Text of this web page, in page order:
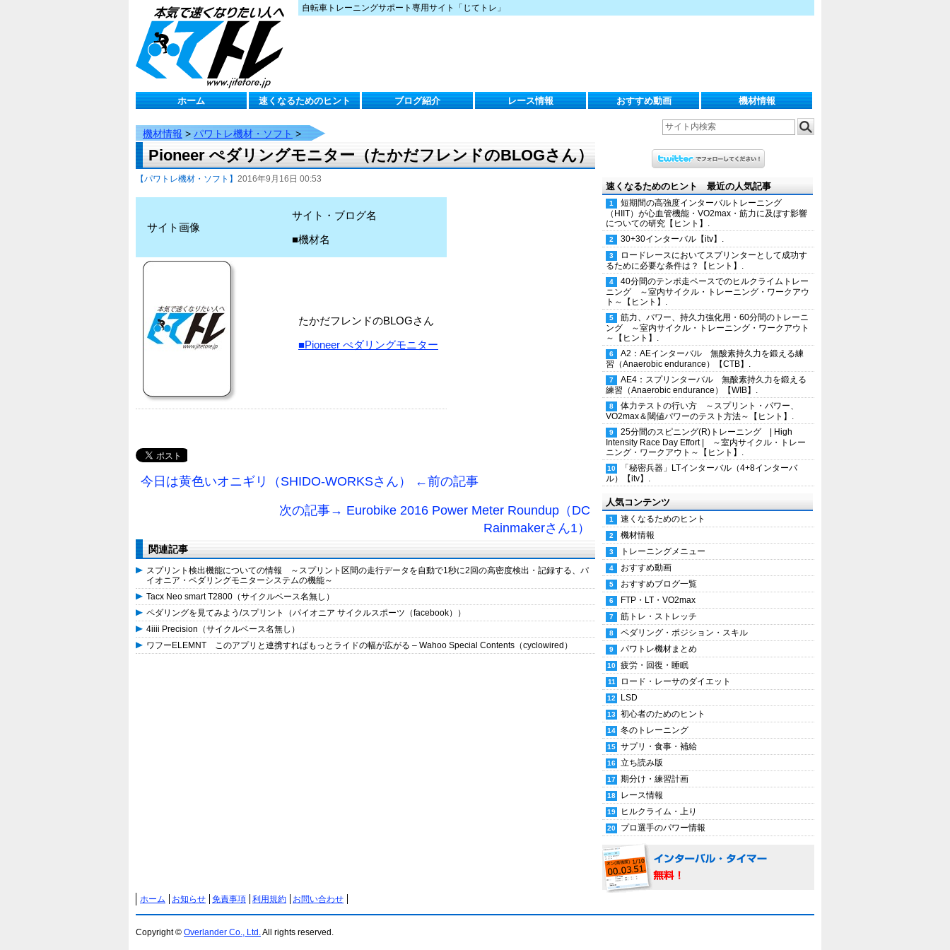
自転車トレーニングサポート専用サイト「じてトレ」
ホーム 速くなるためのヒント ブログ紹介 レース情報 おすすめ動画 機材情報
機材情報 > パワトレ機材・ソフト >
Pioneer ぺダリングモニター（たかだフレンドのBLOGさん）
【パワトレ機材・ソフト】 2016年9月16日 00:53
サイト画像
サイト・ブログ名
■機材名
たかだフレンドのBLOGさん
■Pioneer ぺダリングモニター
今日は黄色いオニギリ（SHIDO-WORKSさん） ←前の記事
次の記事→ Eurobike 2016 Power Meter Roundup（DC
Rainmakerさん1）
関連記事
スプリント検出機能についての情報 ～スプリント区間の走行データを自動で1秒に2回の高密度検出・記録する、パ
イオニア・ペダリングモニターシステムの機能～
Tacx Neo smart T2800（サイクルベース名無し）
ペダリングを見てみよう/スプリント（パイオニア サイクルスポーツ（facebook））
4iiii Precision（サイクルベース名無し）
ワフーELEMNT このアプリと連携すればもっとライドの幅が広がる – Wahoo Special Contents（cyclowired）
速くなるためのヒント 最近の人気記事
短期間の高強度インターバルトレーニング
（HIIT）が心血管機能・VO2max・筋力に及ぼす影響
についての研究【ヒント】.
30+30インターバル【itv】.
ロードレースにおいてスプリンターとして成功す
るために必要な条件は？【ヒント】.
40分間のテンポ走ペースでのヒルクライムトレー
ニング ～室内サイクル・トレーニング・ワークアウ
ト～【ヒント】.
筋力、パワー、持久力強化用・60分間のトレーニ
ング ～室内サイクル・トレーニング・ワークアウト
～【ヒント】.
A2：AEインターバル 無酸素持久力を鍛える練
習（Anaerobic endurance）【CTB】.
AE4：スプリンターバル 無酸素持久力を鍛える
練習（Anaerobic endurance）【WIB】.
体力テストの行い方 ～スプリント・パワー、
VO2max＆閾値パワーのテスト方法～【ヒント】.
25分間のスピニング(R)トレーニング | High
Intensity Race Day Effort | ～室内サイクル・トレー
ニング・ワークアウト～【ヒント】.
「秘密兵器」LTインターバル（4+8インターバ
ル）【itv】.
人気コンテンツ
速くなるためのヒント
機材情報
トレーニングメニュー
おすすめ動画
おすすめブログ一覧
FTP・LT・VO2max
筋トレ・ストレッチ
ペダリング・ポジション・スキル
パワトレ機材まとめ
疲労・回復・睡眠
ロード・レーサのダイエット
LSD
初心者のためのヒント
冬のトレーニング
サプリ・食事・補給
立ち読み版
期分け・練習計画
レース情報
ヒルクライム・上り
プロ選手のパワー情報
ホーム お知らせ 免責事項 利用規約 お問い合わせ
Copyright © Overlander Co., Ltd.All rights reserved.